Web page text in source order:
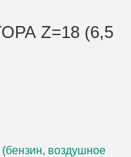
Z=18 (6,5
(бензин, воздушное